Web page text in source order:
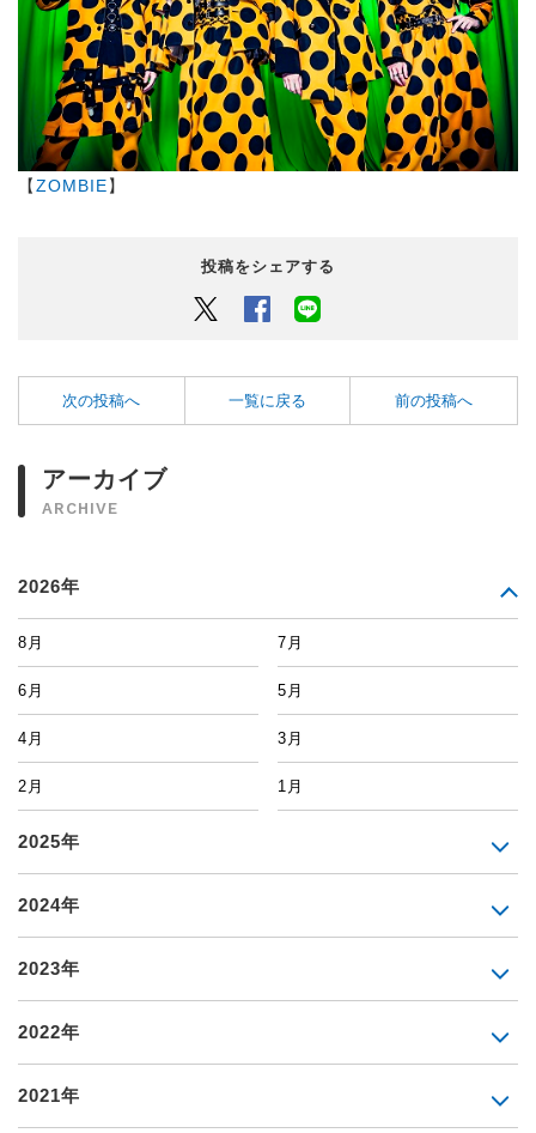
【ZOMBIE】
投稿をシェアする
Twitter Facebook
次の投稿へ 一覧に戻る 前の投稿へ
アーカイブ
ARCHIVE
2026年
8月 7月
6月 5月
4月 3月
2月 1月
2025年
2024年
2023年
2022年
2021年